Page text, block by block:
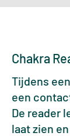
Chakra
Tijdens
een
De reader
laat zien